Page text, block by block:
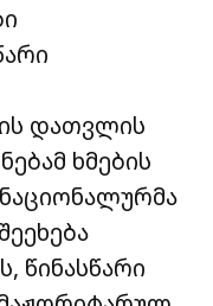
ის დათვლის
ხმების
წინასწარი